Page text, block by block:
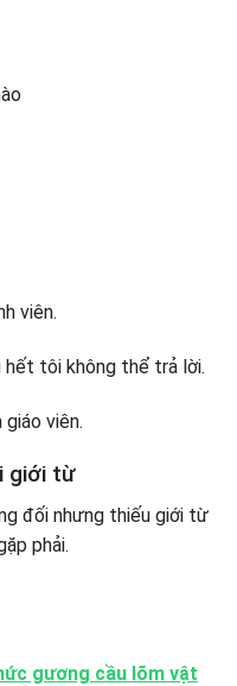
viên.
hết tôi không thể trả lời.
viên.
giới từ
đối nhưng thiếu giới từ
phải.
gương cầu lõm vật